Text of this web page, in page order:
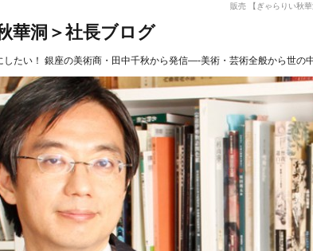
販売 【ぎゃらりい秋華
華洞＞社長ブログ
たい！ 銀座の美術商・田中千秋から発信—-美術・芸術全般から世の